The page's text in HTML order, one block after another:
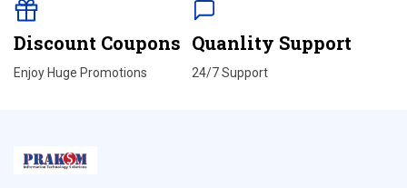
Discount Coupons
Enjoy Huge Promotions
Quanlity Support
24/7 Support